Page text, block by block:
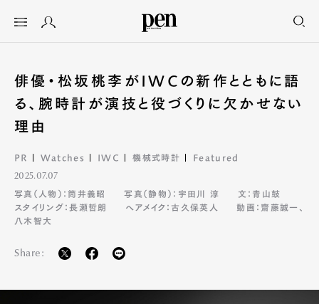
俳優・松坂桃李がIWCの新作とともに語
る、腕時計が演技と役づくりに欠かせない
理由
PR Watches IWC 機械式時計 Featured
2025.07.07
写真（人物）：筒井義昭
写真（静物）：宇田川 淳
文：青山鼓
スタイリング：長瀬哲朗
ヘアメイク：古久保英人
動画：齋藤誠一、
八木智大
Share: